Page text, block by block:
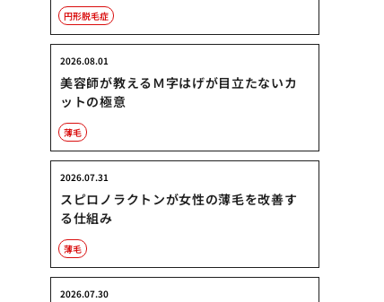
円形脱毛症
美容師が教えるＭ字はげが目立たないカ
ットの極意
2026.08.01
薄毛
スピロノラクトンが女性の薄毛を改善す
る仕組み
2026.07.31
薄毛
2026.07.30